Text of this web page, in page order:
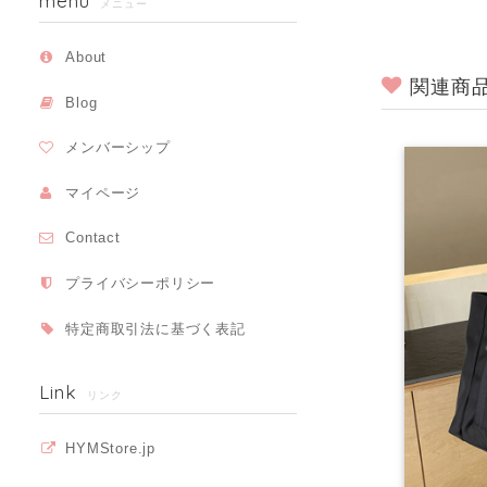
メニュー
About
Blog
メンバーシップ
マイページ
Contact
プライバシーポリシー
特定商取引法に基づく表記
Link リンク
HYMStore.jp
関連商